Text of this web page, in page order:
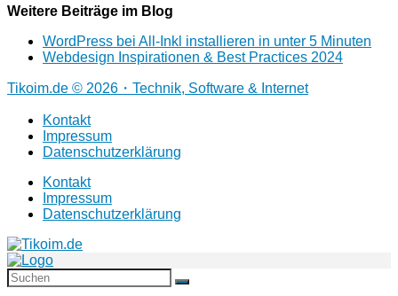
Weitere Beiträge im Blog
WordPress bei All-Inkl installieren in unter 5 Minuten
Webdesign Inspirationen & Best Practices 2024
Tikoim.de © 2026・Technik, Software & Internet
Kontakt
Impressum
Datenschutzerklärung
Kontakt
Impressum
Datenschutzerklärung